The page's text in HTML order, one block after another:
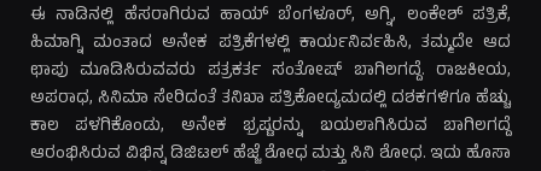
ಈ ನಾಡಿನಲ್ಲಿ ಹೆಸರಾಗಿರುವ ಹಾಯ್ ಬೆಂಗಳೂರ್, ಅಗ್ನಿ, ಲಂಕೇಶ್ ಪತ್ರಿಕೆ,
ಹಿಮಾಗ್ನಿ ಮಂತಾದ ಅನೇಕ ಪತ್ರಿಕೆಗಳಲ್ಲಿ ಕಾರ್ಯನಿರ್ವಹಿಸಿ, ತಮ್ಮದೇ ಆದ
ಛಾಪು ಮೂಡಿಸಿರುವವರು ಪತ್ರಕರ್ತ ಸಂತೋಷ್ ಬಾಗಿಲಗದ್ದೆ. ರಾಜಕೀಯ,
ಅಪರಾಧ, ಸಿನಿಮಾ ಸೇರಿದಂತೆ ತನಿಖಾ ಪತ್ರಿಕೋದ್ಯಮದಲ್ಲಿ ದಶಕಗಳಿಗೂ ಹೆಚ್ಚು
ಕಾಲ ಪಳಗಿಕೊಂಡು, ಅನೇಕ ಭ್ರಷ್ಟರನ್ನು ಬಯಲಾಗಿಸಿರುವ ಬಾಗಿಲಗದ್ದೆ
ಆರಂಭಿಸಿರುವ ವಿಭಿನ್ನ ಡಿಜಿಟಲ್ ಹೆಜ್ಜೆ ಶೋಧ ಮತ್ತು ಸಿನಿ ಶೋಧ. ಇದು ಹೊಸಾ